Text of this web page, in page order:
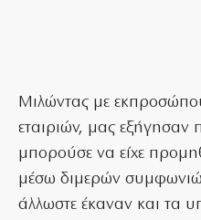
Μιλώντας με
εταιριών, μας εξήγησαν
μπορούσε να είχε
μέσω διμερών
άλλωστε έκαναν και τα